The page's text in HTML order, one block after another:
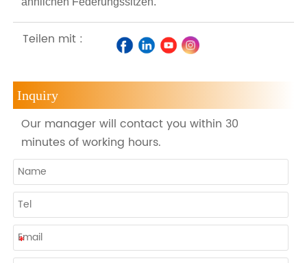
Teilen mit :
Inquiry
Our manager will contact you within 30
minutes of working hours.